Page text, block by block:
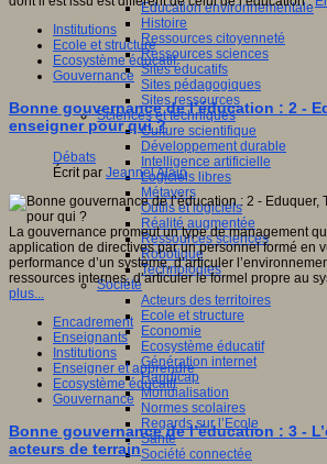
Education environnementale
Histoire
Ressources citoyenneté
Ressources sciences
Sites éducatifs
Sites pédagogiques
Sites ressources
Sciences et techniques
Culture scientifique
Développement durable
Intelligence artificielle
Logiciels libres
Métavers
Outils et logiciels
Réalité augmentée
Ressources sciences
Robotique
Technologies
Société
Acteurs des territoires
Ecole et structure
Economie
Ecosystème éducatif
Génération internet
Handicap
Mondialisation
Normes scolaires
Regards sur l’Ecole
Santé
Société connectée
Institutions
Ecole et structure
Ecosystème éducatif
Gouvernance
Bonne gouvernance de l’éducation : 2 -
enseigner pour qui ?
Débats
Écrit par Jeannel Alain
La gouvernance promeut un type de management
application de directives par un personnel formé en
performance d’un système, d’articuler
ressources internes, d’articuler le formel propre au
plus...
Encadrement
Enseignants
Institutions
Enseigner et apprendre
Ecosystème éducatif
Gouvernance
Bonne gouvernance de l’éducation : 3 -
acteurs de terrain